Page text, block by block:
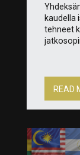
kaudella
tehneet
READ